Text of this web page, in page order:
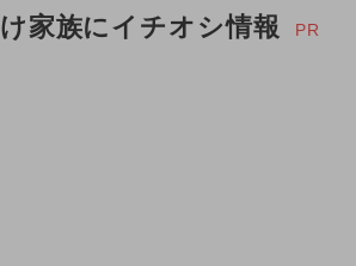
家族にイチオシ情報 PR